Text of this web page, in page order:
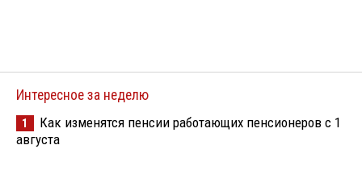
Интересное за неделю
1
Как изменятся пенсии работающих пенсионеров с 1
августа